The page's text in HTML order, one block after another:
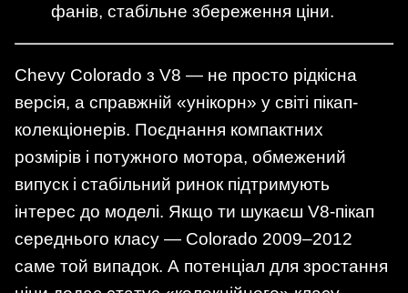
фанів, стабільне збереження ціни.
Chevy Colorado з V8 — не просто рідкісна
версія, а справжній «унікорн» у світі пікап-
колекціонерів. Поєднання компактних
розмірів і потужного мотора, обмежений
випуск і стабільний ринок підтримують
інтерес до моделі. Якщо ти шукаєш V8‑пікап
середнього класу — Colorado 2009–2012
саме той випадок. А потенціал для зростання